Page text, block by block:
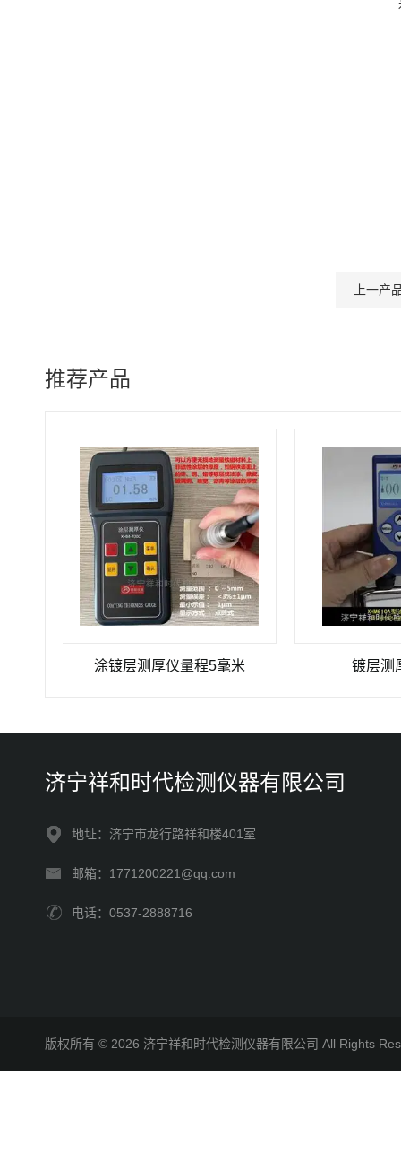
上一产
推荐产品
涂镀层测厚仪量程5毫米 镀层测厚仪
济宁祥和时代检测仪器有限公司
地址：济宁市龙行路祥和楼401室
邮箱：1771200221@qq.com
电话：0537-2888716
版权所有 © 2026 济宁祥和时代检测仪器有限公司 All Rights